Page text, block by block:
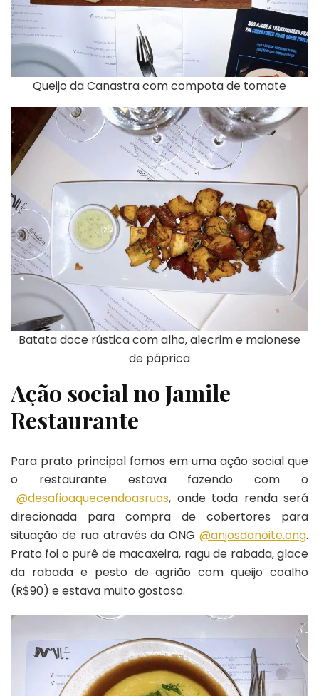
Queijo da Canastra com compota de tomate
Batata doce rústica com alho, alecrim e maionese
de páprica
Ação social noJamile
Restaurante
Para prato principal fomos em uma ação social que
o restaurante estava fazendo com o
@desafioaquecendoasruas, onde toda renda será
direcionada para compra de cobertores para
situação de rua através da ONG @anjosdanoite.ong.
Prato foi o purê de macaxeira, ragu de rabada, glace
da rabada e pesto de agrião com queijo coalho
(R$90) e estava muito gostoso.